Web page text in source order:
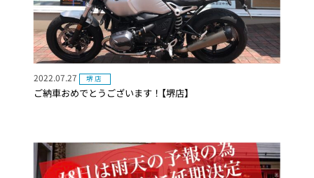
ご納車おめでとうございます！【堺店】
2022.07.27 堺店